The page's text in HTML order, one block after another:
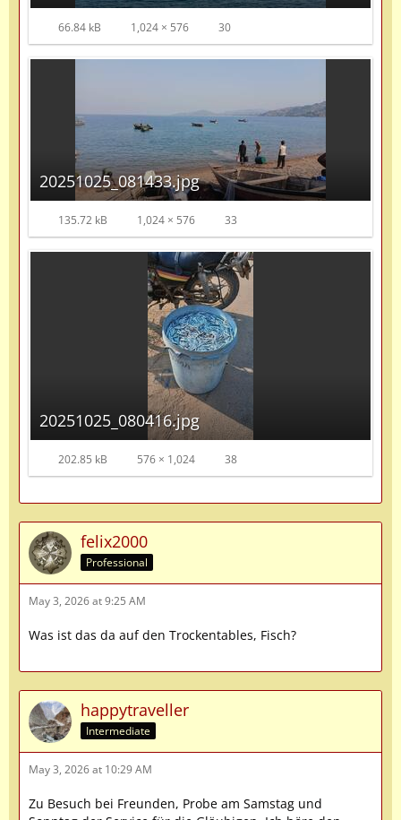
66.84 kB 1,024 × 576 30
20251025_081433.jpg
135.72 kB 1,024 × 576 33
20251025_080416.jpg
202.85 kB 576 × 1,024 38
felix2000
Professional
May 3, 2026 at 9:25 AM
Was ist das da auf den Trockentables, Fisch?
happytraveller
Intermediate
May 3, 2026 at 10:29 AM
Zu Besuch bei Freunden, Probe am Samstag und